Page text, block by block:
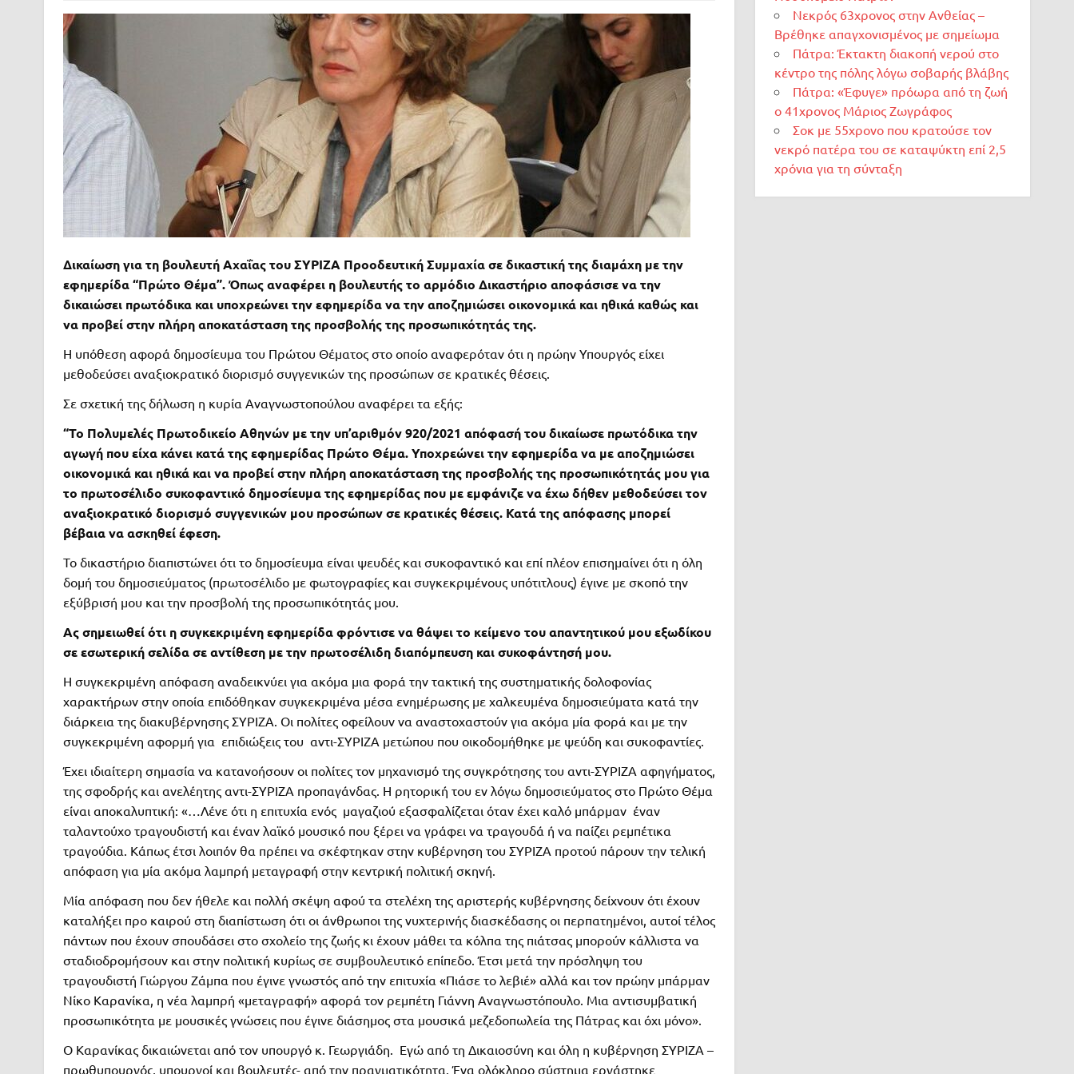
Δικαίωση για τη βουλευτή Αχαΐας του ΣΥΡΙΖΑ Προοδευτική Συμμαχία σε δικαστική της διαμάχη με την
εφημερίδα “Πρώτο Θέμα”. Όπως αναφέρει η βουλευτής το αρμόδιο Δικαστήριο αποφάσισε να την
δικαιώσει πρωτόδικα και υποχρεώνει την εφημερίδα να την αποζημιώσει οικονομικά και ηθικά καθώς και
να προβεί στην πλήρη αποκατάσταση της προσβολής της προσωπικότητάς της.
Η υπόθεση αφορά δημοσίευμα του Πρώτου Θέματος στο οποίο αναφερόταν ότι η πρώην Υπουργός είχει
μεθοδεύσει αναξιοκρατικό διορισμό συγγενικών της προσώπων σε κρατικές θέσεις.
Σε σχετική της δήλωση η κυρία Αναγνωστοπούλου αναφέρει τα εξής:
“Το Πολυμελές Πρωτοδικείο Αθηνών με την υπ’αριθμόν 920/2021 απόφασή του δικαίωσε πρωτόδικα την
αγωγή που είχα κάνει κατά της εφημερίδας Πρώτο Θέμα. Υποχρεώνει την εφημερίδα να με αποζημιώσει
οικονομικά και ηθικά και να προβεί στην πλήρη αποκατάσταση της προσβολής της προσωπικότητάς μου για
το πρωτοσέλιδο συκοφαντικό δημοσίευμα της εφημερίδας που με εμφάνιζε να έχω δήθεν μεθοδεύσει τον
αναξιοκρατικό διορισμό συγγενικών μου προσώπων σε κρατικές θέσεις. Κατά της απόφασης μπορεί
βέβαια να ασκηθεί έφεση.
Το δικαστήριο διαπιστώνει ότι το δημοσίευμα είναι ψευδές και συκοφαντικό και επί πλέον επισημαίνει ότι η όλη
δομή του δημοσιεύματος (πρωτοσέλιδο με φωτογραφίες και συγκεκριμένους υπότιτλους) έγινε με σκοπό την
εξύβρισή μου και την προσβολή της προσωπικότητάς μου.
Ας σημειωθεί ότι η συγκεκριμένη εφημερίδα φρόντισε να θάψει το κείμενο του απαντητικού μου εξωδίκου
σε εσωτερική σελίδα σε αντίθεση με την πρωτοσέλιδη διαπόμπευση και συκοφάντησή μου.
Η συγκεκριμένη απόφαση αναδεικνύει για ακόμα μια φορά την τακτική της συστηματικής δολοφονίας
χαρακτήρων στην οποία επιδόθηκαν συγκεκριμένα μέσα ενημέρωσης με χαλκευμένα δημοσιεύματα κατά την
διάρκεια της διακυβέρνησης ΣΥΡΙΖΑ. Οι πολίτες οφείλουν να αναστοχαστούν για ακόμα μία φορά και με την
συγκεκριμένη αφορμή για επιδιώξεις του αντι-ΣΥΡΙΖΑ μετώπου που οικοδομήθηκε με ψεύδη και συκοφαντίες.
Έχει ιδιαίτερη σημασία να κατανοήσουν οι πολίτες τον μηχανισμό της συγκρότησης του αντι-ΣΥΡΙΖΑ αφηγήματος,
της σφοδρής και ανελέητης αντι-ΣΥΡΙΖΑ προπαγάνδας. Η ρητορική του εν λόγω δημοσιεύματος στο Πρώτο Θέμα
είναι αποκαλυπτική: «…Λένε ότι η επιτυχία ενός μαγαζιού εξασφαλίζεται όταν έχει καλό μπάρμαν έναν
ταλαντούχο τραγουδιστή και έναν λαϊκό μουσικό που ξέρει να γράφει να τραγουδά ή να παίζει ρεμπέτικα
τραγούδια. Κάπως έτσι λοιπόν θα πρέπει να σκέφτηκαν στην κυβέρνηση του ΣΥΡΙΖΑ προτού πάρουν την τελική
απόφαση για μία ακόμα λαμπρή μεταγραφή στην κεντρική πολιτική σκηνή.
Μία απόφαση που δεν ήθελε και πολλή σκέψη αφού τα στελέχη της αριστερής κυβέρνησης δείχνουν ότι έχουν
καταλήξει προ καιρού στη διαπίστωση ότι οι άνθρωποι της νυχτερινής διασκέδασης οι περπατημένοι, αυτοί τέλος
πάντων που έχουν σπουδάσει στο σχολείο της ζωής κι έχουν μάθει τα κόλπα της πιάτσας μπορούν κάλλιστα να
σταδιοδρομήσουν και στην πολιτική κυρίως σε συμβουλευτικό επίπεδο. Έτσι μετά την πρόσληψη του
τραγουδιστή Γιώργου Ζάμπα που έγινε γνωστός από την επιτυχία «Πιάσε το λεβιέ» αλλά και τον πρώην μπάρμαν
Νίκο Καρανίκα, η νέα λαμπρή «μεταγραφή» αφορά τον ρεμπέτη Γιάννη Αναγνωστόπουλο. Μια αντισυμβατική
προσωπικότητα με μουσικές γνώσεις που έγινε διάσημος στα μουσικά μεζεδοπωλεία της Πάτρας και όχι μόνο».
Ο Καρανίκας δικαιώνεται από τον υπουργό κ. Γεωργιάδη. Εγώ από τη Δικαιοσύνη και όλη η κυβέρνηση ΣΥΡΙΖΑ –
πρωθυπουργός, υπουργοί και βουλευτές- από την πραγματικότητα. Ένα ολόκληρο σύστημα εργάστηκε
Νεκρός 63χρονος στην Ανθείας –
Βρέθηκε απαγχονισμένος με σημείωμα
Πάτρα: Έκτακτη διακοπή νερού στο
κέντρο της πόλης λόγω σοβαρής βλάβης
Πάτρα: «Έφυγε» πρόωρα από τη ζωή
ο 41χρονος Μάριος Ζωγράφος
Σοκ με 55χρονο που κρατούσε τον
νεκρό πατέρα του σε καταψύκτη επί 2,5
χρόνια για τη σύνταξη